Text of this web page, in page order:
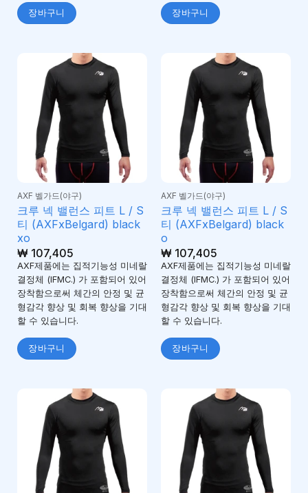
장바구니 장바구니
AXF 벨가드(야구)
크루 넥 밸런스 피트 L / S
티 (AXFxBelgard) black
xo
₩107,405
AXF제품에는 집적기능성 미네랄
결정체 (IFMC.) 가 포함되어 있어
장착함으로써 체간의 안정 및 균
형감각 향상 및 회복 향상을 기대
할 수 있습니다.
장바구니
AXF 벨가드(야구)
크루 넥 밸런스 피트 L / S
티 (AXFxBelgard) black
o
₩107,405
AXF제품에는 집적기능성 미네랄
결정체 (IFMC.) 가 포함되어 있어
장착함으로써 체간의 안정 및 균
형감각 향상 및 회복 향상을 기대
할 수 있습니다.
장바구니